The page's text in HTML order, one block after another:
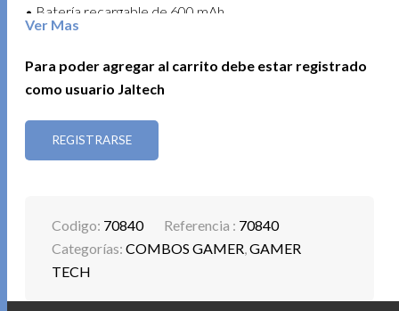
• Batería recargable de 600 mAh
• Duración aproximada de batería: hasta 15 días
Obtén mayor comodidad, estilo y control en cada jornada
11515
Mejora tu espacio gamer con un pad mouse de gran
tamaño y diseño premium, ideal para brindar mayor
comodidad, precisión y estilo en cada partida.
Ver Mas
Para poder agregar al carrito debe estar registrado
como usuario Jaltech
REGISTRARSE
Codigo: 70840 Referencia : 70840
Categorías:COMBOS GAMER,GAMER
TECH